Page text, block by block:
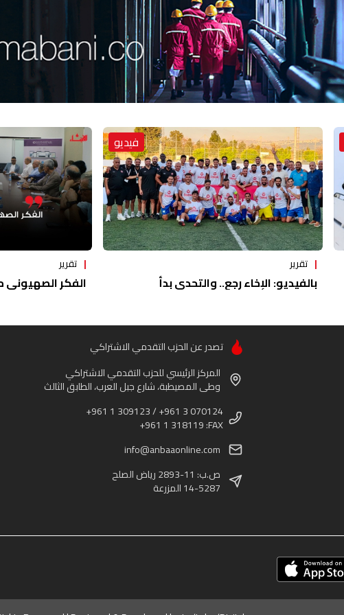
فيديو
تقرير
بالفيديو: الإخاء رجع.. والتحدي بدأ
تقرير
الفكر الصهيوني
تصدر عن الحزب التقدمي الاشتراكي
المركز الرئيسي للحزب التقدمي الاشتراكي
وطى المصيطبة، شارع جبل العرب، الطابق الثالث
+961 1 309123 / +961 3 070124
+961 1 318119 :FAX
info@anbaaonline.com
ص.ب: 11-2893 رياض الصلح
14-5287 المزرعة